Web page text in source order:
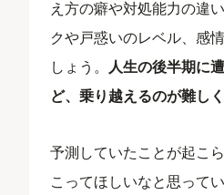
え方の癖や対処能力の違
クや戸惑いのレベル、感
しょう。 人生の後半期に
ど、乗り越えるのが難し
予測していたことが起こ
こってほしいなと思って